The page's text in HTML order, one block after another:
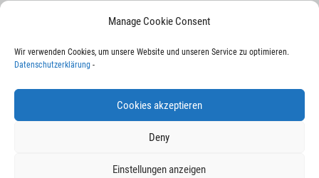
Manage Cookie Consent
Wir verwenden Cookies, um unsere Website und unseren Service zu optimieren.
Datenschutzerklärung -
Cookies akzeptieren
Deny
Einstellungen anzeigen
Kontakt
Impressum